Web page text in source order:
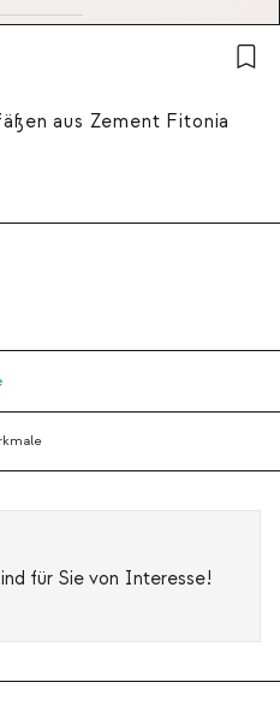
aus Zement Fitonia
für Sie von Interesse!